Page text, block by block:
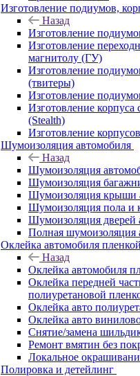
Изготовление подиумов,
Назад
Изготовление
Изготовление
магнитолу (ГУ)
Изготовление
(твитеры)
Изготовление
Изготовление корпуса
(Stealth)
Изготовление
Шумоизоляция автомобиля
Назад
Шумоизоляция
Шумоизоляция
Шумоизоляция крыши
Шумоизоляция пола и
Шумоизоляция дверей
Полная шумоизоляция
Оклейка автомобиля пленкой
Назад
Оклейка автомобиля
Оклейка передней
полиуретановой
Оклейка авто
Оклейка авто
Снятие/замена
Ремонт вмятин без
Локальное
Полировка и детейлинг